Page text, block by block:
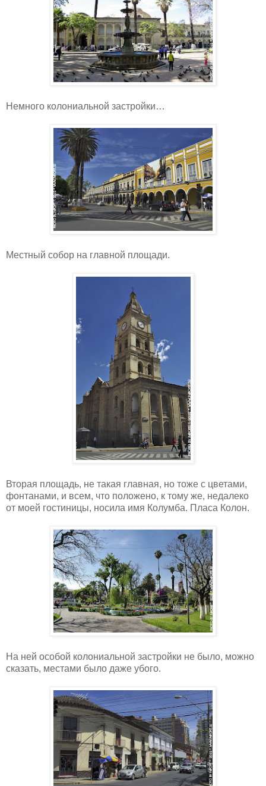
Немного колониальной застройки…
Местный собор на главной площади.
Вторая площадь, не такая главная, но тоже с цветами,
фонтанами, и всем, что положено, к тому же, недалеко
от моей гостиницы, носила имя Колумба. Пласа Колон.
На ней особой колониальной застройки не было, можно
сказать, местами было даже убого.